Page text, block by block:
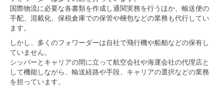
国際物流に必要な各書類を作成し通関実務を行うほか、輸送便の
手配、混載化、保税倉庫での保管や梱包などの業務も代行してい
ます。
しかし、多くのフォワーダーは自社で飛行機や船舶などの保有し
ていません。
シッパーとキャリアの間に立って航空会社や海運会社の代理店と
して機能しながら、輸送経路や手段、キャリアの選択などの業務
を担っています。